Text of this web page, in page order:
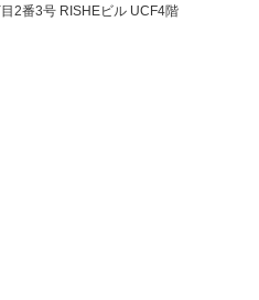
2番3号 RISHEビル UCF4階